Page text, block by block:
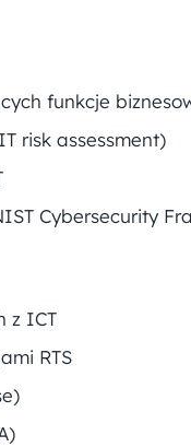
funkcje
risk assessment)
Cybersecurity
z ICT
RTS